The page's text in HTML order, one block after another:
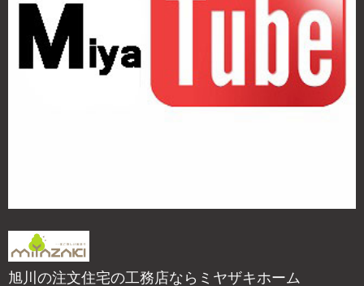
旭川の注文住宅の工務店ならミヤザキホーム